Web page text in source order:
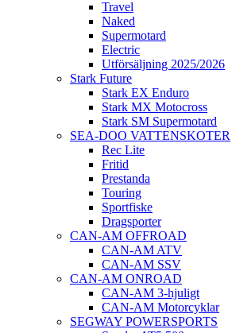
Travel
Naked
Supermotard
Electric
Utförsäljning 2025/2026
Stark Future
Stark EX Enduro
Stark MX Motocross
Stark SM Supermotard
SEA-DOO VATTENSKOTER
Rec Lite
Fritid
Prestanda
Touring
Sportfiske
Dragsporter
CAN-AM OFFROAD
CAN-AM ATV
CAN-AM SSV
CAN-AM ONROAD
CAN-AM 3-hjuligt
CAN-AM Motorcyklar
SEGWAY POWERSPORTS